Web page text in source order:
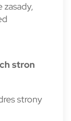
stron
strony